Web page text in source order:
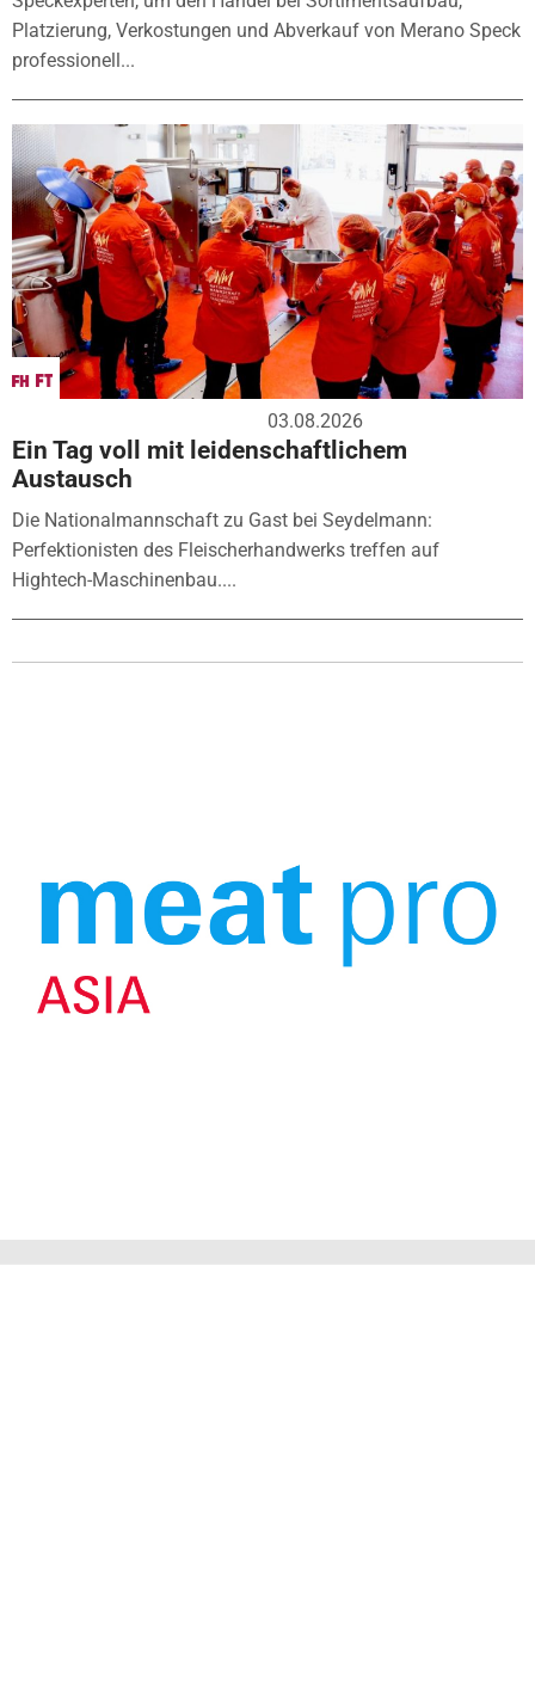
Platzierung, Verkostungen und Abverkauf von Merano Speck
professionell...
03.08.2026
Ein Tag voll mit leidenschaftlichem
Austausch
Die Nationalmannschaft zu Gast bei Seydelmann:
Perfektionisten des Fleischerhandwerks treffen auf
Hightech-Maschinenbau....